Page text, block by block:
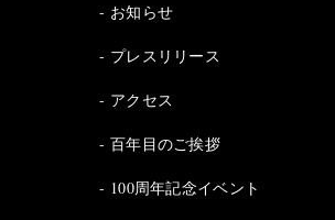
お知らせ
プレスリリース
アクセス
百年目のご挨拶
100周年記念イベント